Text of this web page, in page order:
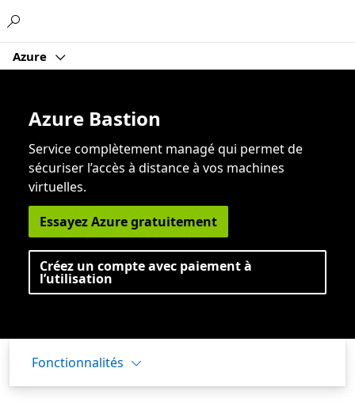
Azure
Azure Bastion
Service complètement managé qui permet de
sécuriser l’accès à distance à vos machines
virtuelles.
Essayez Azure gratuitement
Créez un compte avec paiement à
l’utilisation
Fonctionnalités